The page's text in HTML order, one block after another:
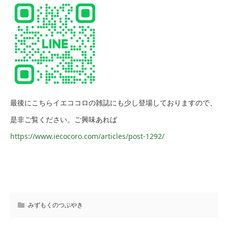
最後にこちらイエココロの雑誌にも少し登場しておりますので、
是非ご覧ください。ご興味あれば
https://www.iecocoro.com/articles/post-1292/
みずもくのつぶやき